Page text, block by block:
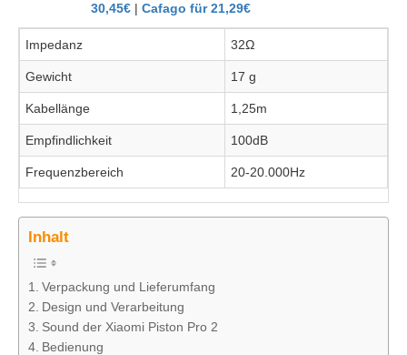
30,45€ | Cafago für 21,29€
Impedanz 32Ω
Gewicht 17 g
Kabellänge 1,25m
Empfindlichkeit 100dB
Frequenzbereich 20-20.000Hz
Inhalt
Verpackung und Lieferumfang
Design und Verarbeitung
Sound der Xiaomi Piston Pro 2
Bedienung